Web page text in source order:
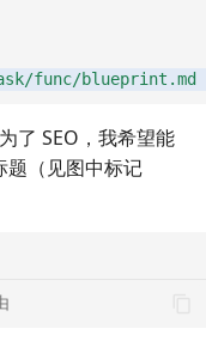
络相关的命令
任务
func/blueprint.md
了 SEO，我希望能
（见图中标记